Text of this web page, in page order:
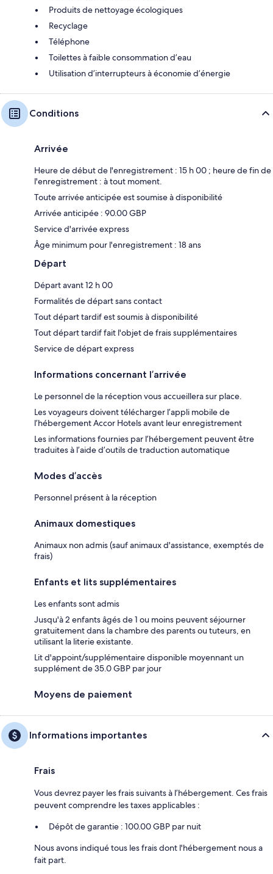
Produits de nettoyage écologiques
Recyclage
Téléphone
Toilettes à faible consommation d’eau
Utilisation d’interrupteurs à économie d’énergie
Conditions
Arrivée
Heure de début de l'enregistrement : 15 h 00 ; heure de fin de
l'enregistrement : à tout moment.
Toute arrivée anticipée est soumise à disponibilité
Arrivée anticipée : 90.00 GBP
Service d'arrivée express
Âge minimum pour l'enregistrement : 18 ans
Départ
Départ avant 12 h 00
Formalités de départ sans contact
Tout départ tardif est soumis à disponibilité
Tout départ tardif fait l'objet de frais supplémentaires
Service de départ express
Informations concernant l’arrivée
Le personnel de la réception vous accueillera sur place.
Les voyageurs doivent télécharger l’appli mobile de
l’hébergement Accor Hotels avant leur enregistrement
Les informations fournies par l’hébergement peuvent être
traduites à l’aide d’outils de traduction automatique
Modes d’accès
Personnel présent à la réception
Animaux domestiques
Animaux non admis (sauf animaux d'assistance, exemptés de
frais)
Enfants et lits supplémentaires
Les enfants sont admis
Jusqu'à 2 enfants âgés de 1 ou moins peuvent séjourner
gratuitement dans la chambre des parents ou tuteurs, en
utilisant la literie existante.
Lit d'appoint/supplémentaire disponible moyennant un
supplément de 35.0 GBP par jour
Moyens de paiement
Informations importantes
Frais
Vous devrez payer les frais suivants à l’hébergement. Ces frais
peuvent comprendre les taxes applicables :
Dépôt de garantie : 100.00 GBP par nuit
Nous avons indiqué tous les frais dont l'hébergement nous a
fait part.